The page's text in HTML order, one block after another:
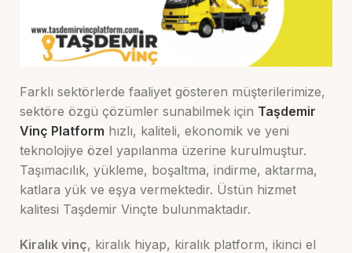
Farklı sektörlerde faaliyet gösteren müşterilerimize,
sektöre özgü çözümler sunabilmek için Taşdemir
Vinç Platform hızlı, kaliteli, ekonomik ve yeni
teknolojiye özel yapılanma üzerine kurulmuştur.
Taşımacılık, yükleme, boşaltma, indirme, aktarma,
katlara yük ve eşya vermektedir. Üstün hizmet
kalitesi Taşdemir Vinçte bulunmaktadır.
Kiralık vinç, kiralık hiyap, kiralık platform, ikinci el